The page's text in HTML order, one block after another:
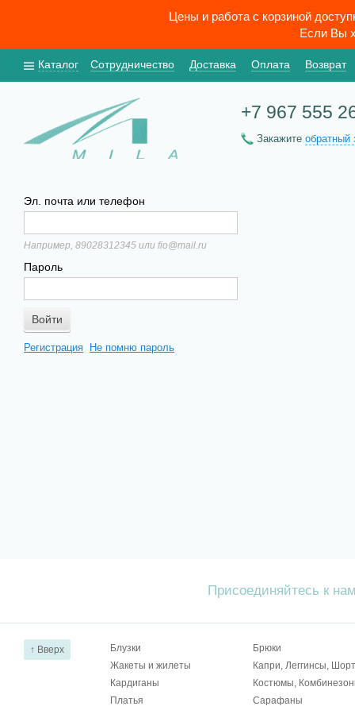
Цены и работа с корзиной
Если Вы
Каталог Сотрудничество Доставка Оплата Возврат
+7 967 555
Закажите обратный
Эл. почта или телефон
Например, 89028312345 или fio@mail.ru
Пароль
Регистрация Не помню пароль
Присоединяйтесь к
↑ Вверх Блузки
Брюки
Жакеты и жилеты
Капри, Леггинсы,
Кардиганы
Костюмы,
Платья
Сарафаны